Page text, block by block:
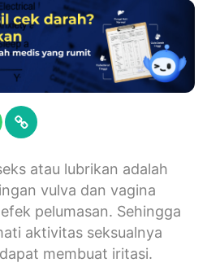
atau lubrikan adalah
vulva dan vagina
pelumasan. Sehingga
aktivitas seksualnya
membuat iritasi.